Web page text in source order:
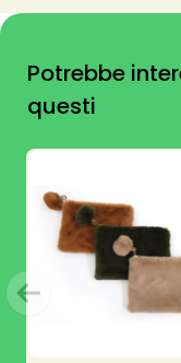
Potrebbe
questi